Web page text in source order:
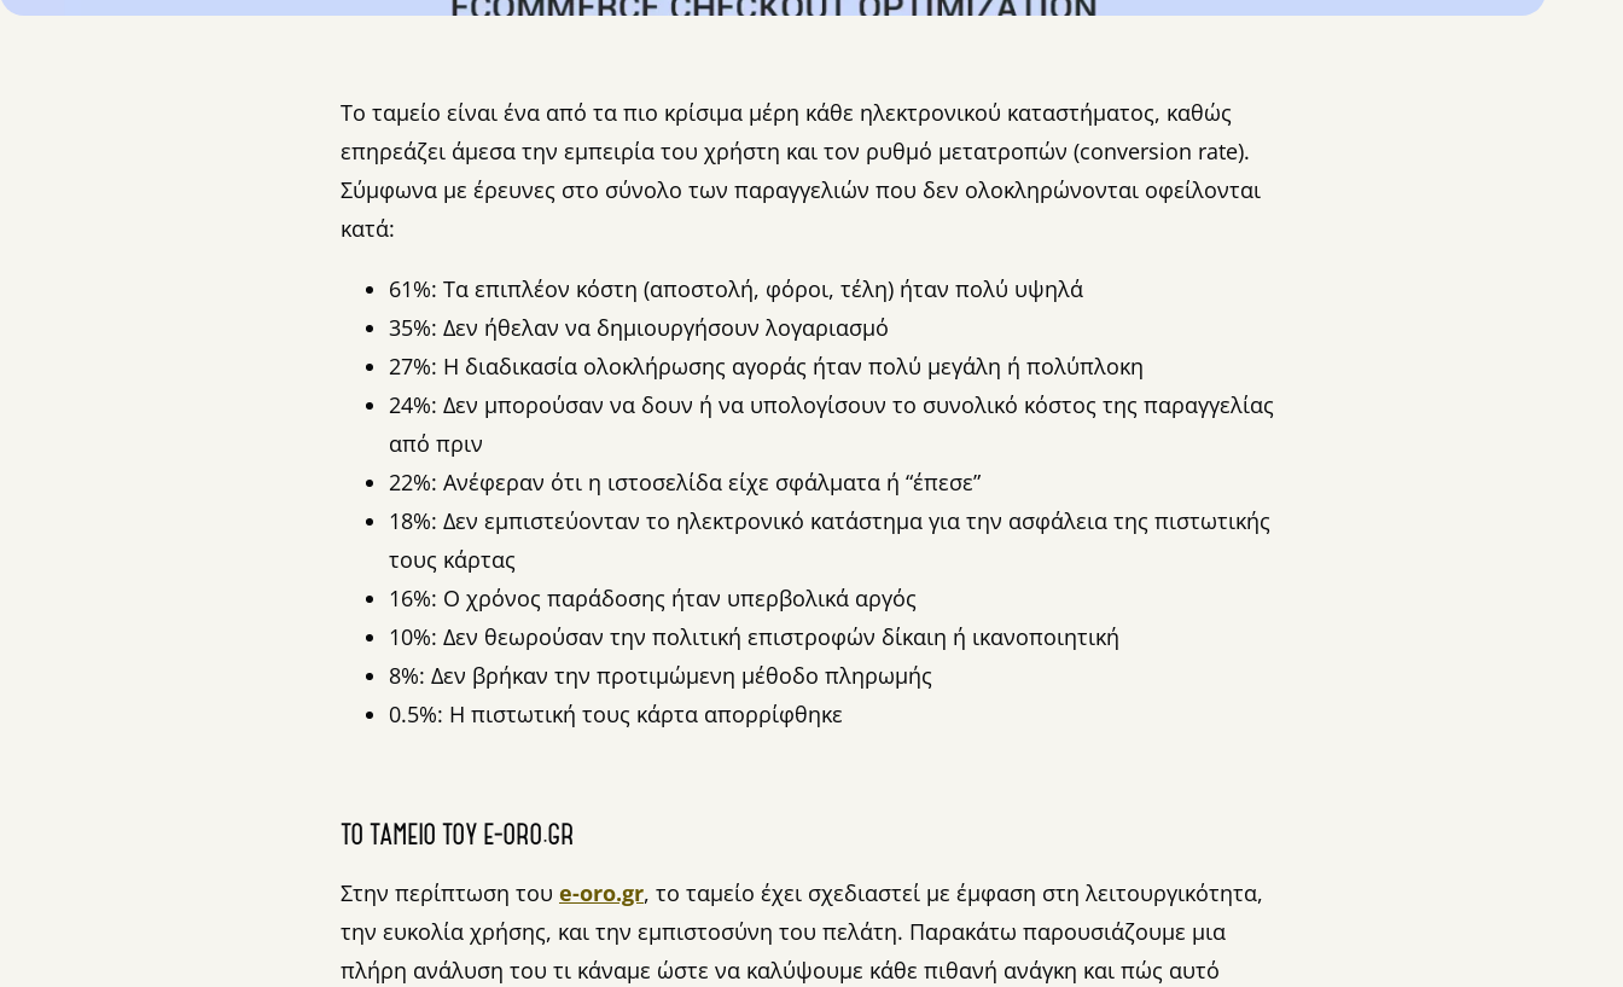
Το ταμείο είναι ένα από τα πιο κρίσιμα μέρη κάθε ηλεκτρονικού καταστήματος, καθώς
επηρεάζει άμεσα την εμπειρία του χρήστη και τον ρυθμό μετατροπών (conversion rate).
Σύμφωνα με έρευνες στο σύνολο των παραγγελιών που δεν ολοκληρώνονται οφείλονται
κατά:
61%: Τα επιπλέον κόστη (αποστολή, φόροι, τέλη) ήταν πολύ υψηλά
35%: Δεν ήθελαν να δημιουργήσουν λογαριασμό
27%: Η διαδικασία ολοκλήρωσης αγοράς ήταν πολύ μεγάλη ή πολύπλοκη
24%: Δεν μπορούσαν να δουν ή να υπολογίσουν το συνολικό κόστος της παραγγελίας
από πριν
22%: Ανέφεραν ότι η ιστοσελίδα είχε σφάλματα ή “έπεσε”
18%: Δεν εμπιστεύονταν το ηλεκτρονικό κατάστημα για την ασφάλεια της πιστωτικής
τους κάρτας
16%: Ο χρόνος παράδοσης ήταν υπερβολικά αργός
10%: Δεν θεωρούσαν την πολιτική επιστροφών δίκαιη ή ικανοποιητική
8%: Δεν βρήκαν την προτιμώμενη μέθοδο πληρωμής
0.5%: Η πιστωτική τους κάρτα απορρίφθηκε
ΤΟ ΤΑΜΕΊΟ ΤΟΥ E-ORO.GR
Στην περίπτωση του e-oro.gr, το ταμείο έχει σχεδιαστεί με έμφαση στη λειτουργικότητα,
την ευκολία χρήσης, και την εμπιστοσύνη του πελάτη. Παρακάτω παρουσιάζουμε μια
πλήρη ανάλυση του τι κάναμε ώστε να καλύψουμε κάθε πιθανή ανάγκη και πώς αυτό